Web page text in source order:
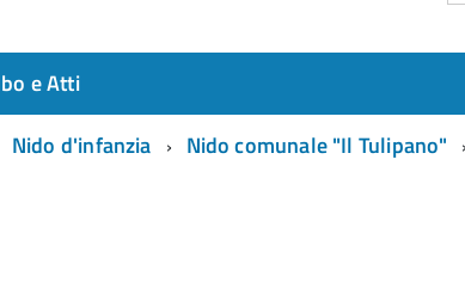
e Atti
Nido d'infanzia Nido comunale "Il Tulipano"